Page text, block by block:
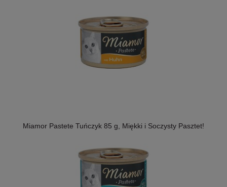
Miamor Pastete Tuńczyk 85 g, Miękki i Soczysty Pasztet!